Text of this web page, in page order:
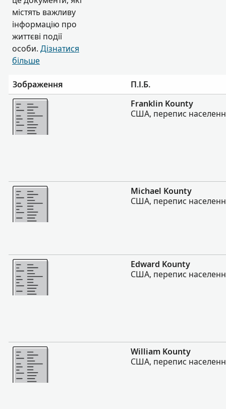
містять важливу
інформацію про
життєві події
особи. Дізнатися
більше
Зображення
П.І.Б.
Більше
Franklin Kounty
США, перепис
Більше
Michael Kounty
США, перепис
Більше
Edward Kounty
США, перепис
Більше
William Kounty
США, перепис